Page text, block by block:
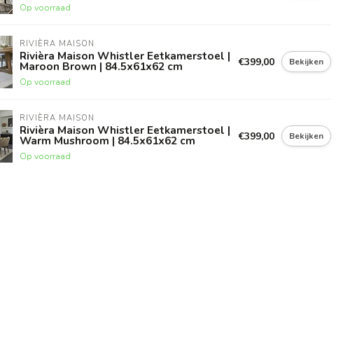
Op voorraad
RIVIÈRA MAISON
Rivièra Maison Whistler Eetkamerstoel |
Maroon Brown | 84.5x61x62 cm
Op voorraad
€399,00 Bekijken
RIVIÈRA MAISON
Rivièra Maison Whistler Eetkamerstoel |
Warm Mushroom | 84.5x61x62 cm
Op voorraad
€399,00 Bekijken